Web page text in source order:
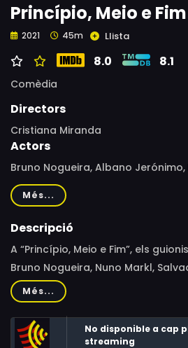
Princípio, Meio e Fim
2021 45m Llista
8.0 8.1
Comèdia
Directors
Cristiana Miranda
Actors
Bruno Nogueira, Albano Jerónimo,
Athayde, Rita Cabaço
Més...
Descripció
A “Princípio, Meio e Fim”, els
Bruno Nogueira, Nuno Markl,
Melo tenen dues hores per
poder corregir ni una coma
més proper al concurs televisiu
Més...
No disponible a cap
streaming